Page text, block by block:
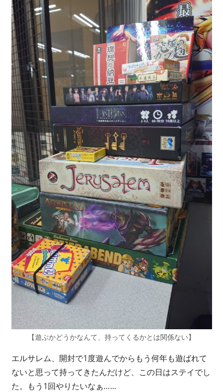
【遊ぶかどうかなんて、持ってくるかとは関係ない】
エルサレム、開封で1度遊んでからもう何年も遊ばれて
ないと思って持ってきたんだけど、この日はステイでし
た。もう1回やりたいなぁ……